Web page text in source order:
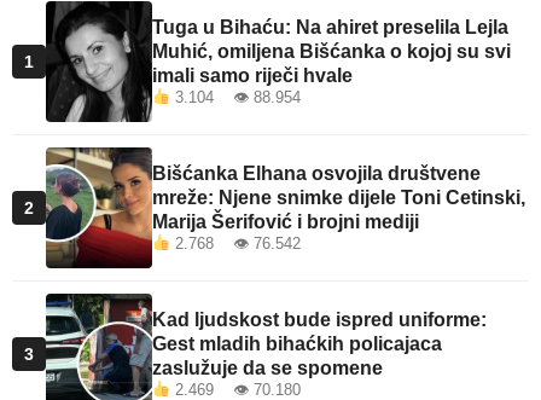
1
Tuga u Bihaću: Na ahiret preselila Lejla
Muhić, omiljena Bišćanka o kojoj su svi
imali samo riječi hvale
3.104 👁 88.954
2
Bišćanka Elhana osvojila društvene
mreže: Njene snimke dijele Toni Cetinski,
Marija Šerifović i brojni mediji
2.768 👁 76.542
3
Kad ljudskost bude ispred uniforme:
Gest mladih bihaćkih policajaca
zaslužuje da se spomene
2.469 👁 70.180